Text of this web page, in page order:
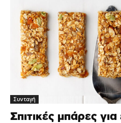
Συνταγή
Σπιτικές μπάρες